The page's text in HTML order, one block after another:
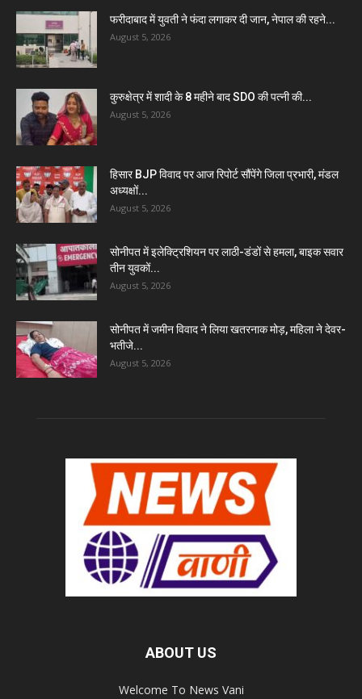
फरीदाबाद में युवती ने फंदा लगाकर दी जान, नेपाल की रहने...
August 5, 2026
कुरुक्षेत्र में शादी के 8 महीने बाद SDO की पत्नी की...
August 5, 2026
हिसार BJP विवाद पर आज रिपोर्ट सौंपेंगे जिला प्रभारी, मंडल
अध्यक्षों...
August 5, 2026
सोनीपत में इलेक्ट्रिशियन पर लाठी-डंडों से हमला, बाइक सवार
तीन युवकों...
August 5, 2026
सोनीपत में जमीन विवाद ने लिया खतरनाक मोड़, महिला ने देवर-
भतीजे...
August 5, 2026
ABOUT US
Welcome To News Vani